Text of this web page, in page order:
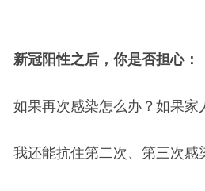
新冠阳性之后，你是否担心：
如果再次感染怎么办？如果家
我还能抗住第二次、第三次感